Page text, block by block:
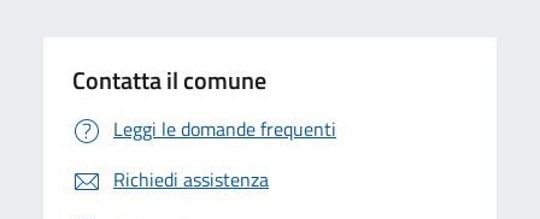
Contatta il comune
Leggi le domande frequenti
Richiedi assistenza